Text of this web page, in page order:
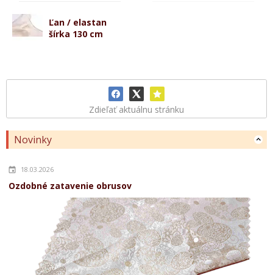
Ľan / elastan
šírka 130 cm
Zdieľať aktuálnu stránku
Novinky
18.03.2026
Ozdobné zatavenie obrusov